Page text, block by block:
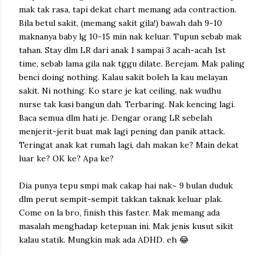
mak tak rasa, tapi dekat chart memang ada contraction.
Bila betul sakit, (memang sakit gila!) bawah dah 9-10
maknanya baby lg 10-15 min nak keluar. Tupun sebab mak
tahan. Stay dlm LR dari anak 1 sampai 3 acah-acah 1st
time, sebab lama gila nak tggu dilate. Berejam. Mak paling
benci doing nothing. Kalau sakit boleh la kau melayan
sakit. Ni nothing. Ko stare je kat ceiling, nak wudhu
nurse tak kasi bangun dah. Terbaring. Nak kencing lagi.
Baca semua dlm hati je. Dengar orang LR sebelah
menjerit-jerit buat mak lagi pening dan panik attack.
Teringat anak kat rumah lagi, dah makan ke? Main dekat
luar ke? OK ke? Apa ke?
Dia punya tepu smpi mak cakap hai nak~ 9 bulan duduk
dlm perut sempit-sempit takkan taknak keluar plak.
Come on la bro, finish this faster. Mak memang ada
masalah menghadap ketepuan ini. Mak jenis kusut sikit
kalau statik. Mungkin mak ada ADHD. eh 😂